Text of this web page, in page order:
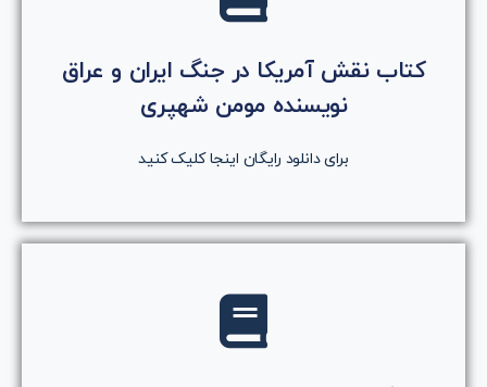
کتاب نقش آمریکا در جنگ ایران و عراق
نویسنده مومن شهپری
برای دانلود رایگان اینجا کلیک کنید
دانلود رایگان کتاب
روی دکمه کلیک کنید
کلیک کنید
کلیک کنید